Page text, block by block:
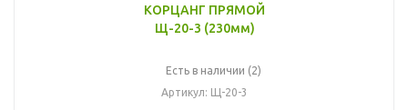
КОРЦАНГ ПРЯМОЙ
Щ-20-3 (230мм)
Есть в наличии (2)
Артикул: Щ-20-3